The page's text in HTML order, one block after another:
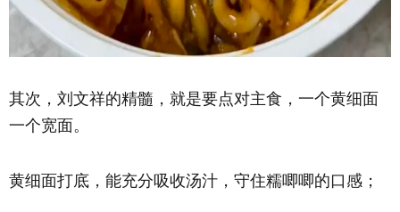
其次，刘文祥的精髓，就是要点对主食，一个黄细面
一个宽面。
黄细面打底，能充分吸收汤汁，守住糯唧唧的口感；